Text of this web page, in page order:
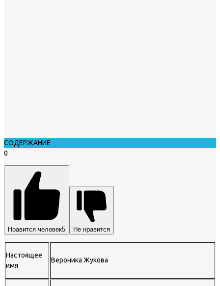
СОДЕРЖАНИЕ
0
Нравится человек5 Не нравится
Настоящее
имя
Вероника Жукова